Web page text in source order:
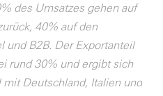
des Umsatzes gehen auf
40% auf den
und B2B. Der Exportanteil
rund 30% und ergibt sich
mit Deutschland, Italien und